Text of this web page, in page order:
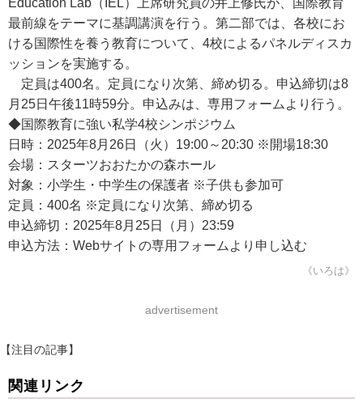
Education Lab（IEL）上席研究員の井上修氏が、国際教育
最前線をテーマに基調講演を行う。第二部では、各校にお
ける国際性を養う教育について、4校によるパネルディスカ
ッションを実施する。
定員は400名。定員になり次第、締め切る。申込締切は8
月25日午後11時59分。申込みは、専用フォームより行う。
◆国際教育に強い私学4校シンポジウム
日時：2025年8月26日（火）19:00～20:30 ※開場18:30
会場：スターツおおたかの森ホール
対象：小学生・中学生の保護者 ※子供も参加可
定員：400名 ※定員になり次第、締め切る
申込締切：2025年8月25日（月）23:59
申込方法：Webサイトの専用フォームより申し込む
《いろは》
advertisement
【注目の記事】
関連リンク